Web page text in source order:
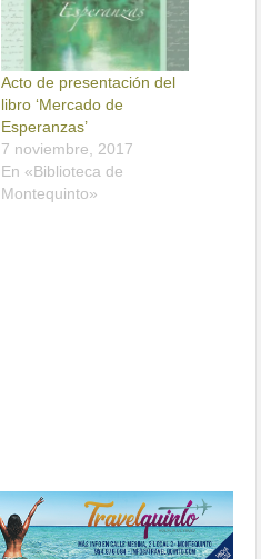
Acto de presentación del
libro ‘Mercado de
Esperanzas’
7 noviembre, 2017
En «Biblioteca de
Montequinto»